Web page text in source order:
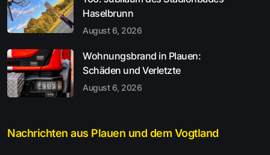
Haselbrunn
August 6, 2026
Wohnungsbrand in Plauen:
Schäden und Verletzte
August 6, 2026
Nachrichten aus Plauen und dem Vogtland